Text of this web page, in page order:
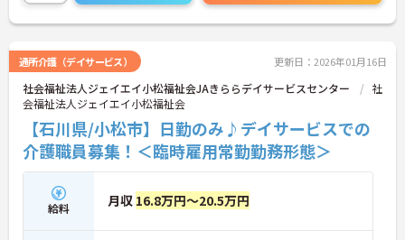
通所介護（デイサービス） 更新日：2026年01月16日
社会福祉法人ジェイエイ小松福祉会JAきららデイサービスセンター
社
会福祉法人ジェイエイ小松福祉会
【石川県/小松市】日勤のみ♪デイサービスでの
介護職員募集！＜臨時雇用常勤勤務形態＞
給料 月収 16.8万円～20.5万円